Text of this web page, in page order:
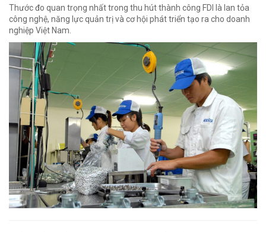
Thước đo quan trọng nhất trong thu hút thành công FDI là lan tỏa
công nghệ, năng lực quản trị và cơ hội phát triển tạo ra cho doanh
nghiệp Việt Nam.